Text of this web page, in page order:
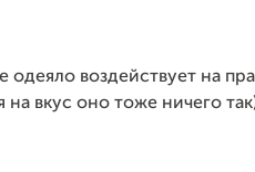
одеяло воздействует на
на вкус оно тоже ничего